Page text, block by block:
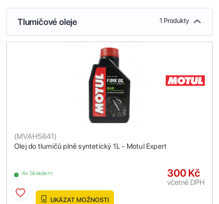
Tlumičové oleje 1 Produkty
Olej do tlumičů plně syntetický 1L - Motul Expert
(MVAH5841)
4+ Skladem 300 Kč
včetně DPH
UKÁZAT MOŽNOSTI